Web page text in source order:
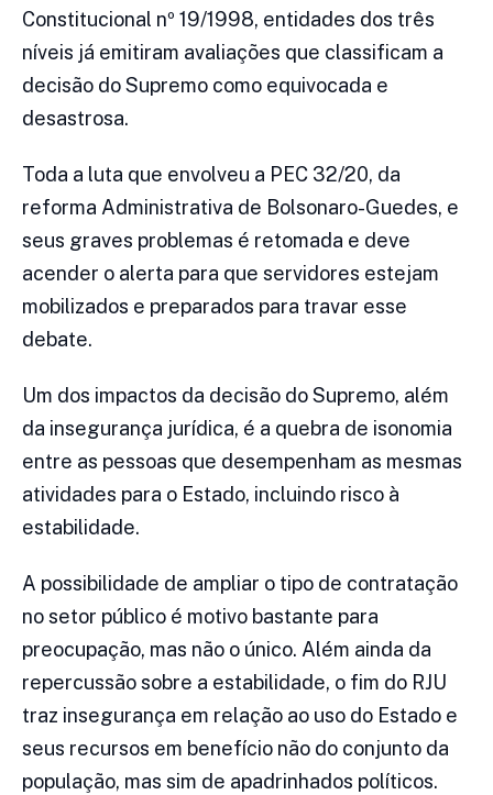
Constitucional nº 19/1998, entidades dos três
níveis já emitiram avaliações que classificam a
decisão do Supremo como equivocada e
desastrosa.
Toda a luta que envolveu a PEC 32/20, da
reforma Administrativa de Bolsonaro-Guedes, e
seus graves problemas é retomada e deve
acender o alerta para que servidores estejam
mobilizados e preparados para travar esse
debate.
Um dos impactos da decisão do Supremo, além
da insegurança jurídica, é a quebra de isonomia
entre as pessoas que desempenham as mesmas
atividades para o Estado, incluindo risco à
estabilidade.
A possibilidade de ampliar o tipo de contratação
no setor público é motivo bastante para
preocupação, mas não o único. Além ainda da
repercussão sobre a estabilidade, o fim do RJU
traz insegurança em relação ao uso do Estado e
seus recursos em benefício não do conjunto da
população, mas sim de apadrinhados políticos.